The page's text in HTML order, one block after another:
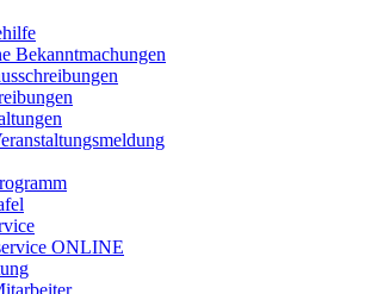
Bekanntmachungen
ONLINE